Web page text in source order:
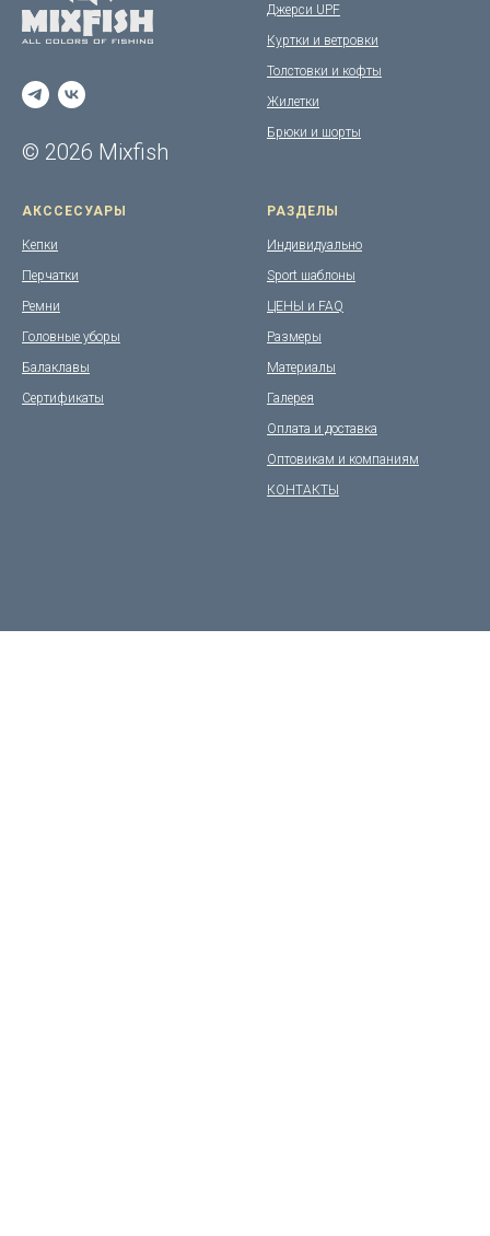
© 2026 Mixfish
Джерси UPF
Куртки и ветровки
Толстовки и кофты
Жилетки
Брюки и шорты
АКССЕСУАРЫ
Кепки
Перчатки
Ремни
Головные уборы
Балаклавы
Сертификаты
РАЗДЕЛЫ
Индивидуально
Sport шаблоны
ЦЕНЫ и FAQ
Размеры
Материалы
Галерея
Оплата и доставка
Оптовикам и компаниям
КОНТАКТЫ